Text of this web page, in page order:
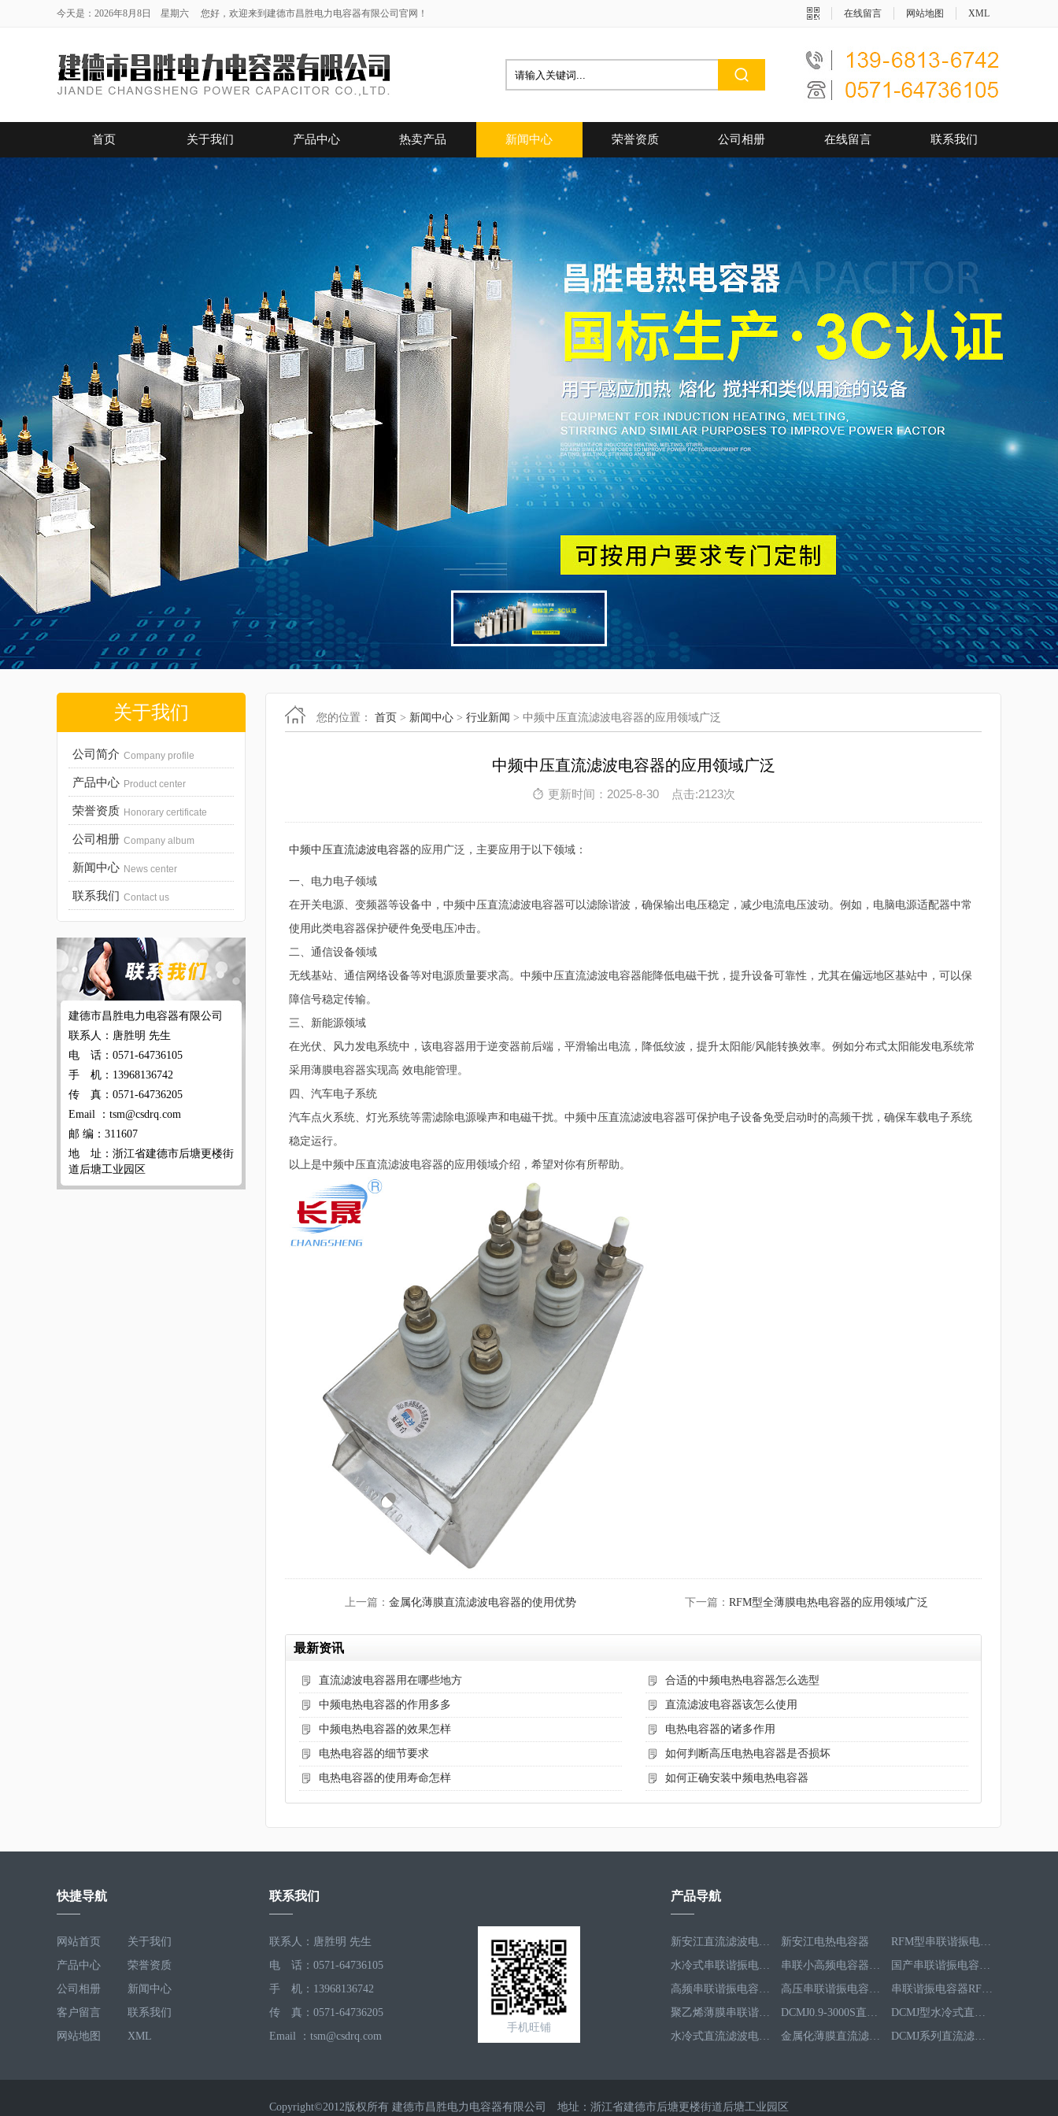
今天是：2026年8月8日 星期六 您好，欢迎来到建德市昌胜电力电容器有限公司官网！ 在线留言 网站地图 XML
首页 关于我们 产品中心 热卖产品 新闻中心 荣誉资质 公司相册 在线留言 联系我们
关于我们
公司简介 Company profile
产品中心 Product center
荣誉资质 Honorary certificate
公司相册 Company album
新闻中心 News center
联系我们 Contact us
建德市昌胜电力电容器有限公司
联系人：唐胜明 先生
电 话：0571-64736105
手 机：13968136742
传 真：0571-64736205
Email ：tsm@csdrq.com
邮 编：311607
地 址：浙江省建德市后塘更楼街
道后塘工业园区
您的位置： 首页 > 新闻中心 > 行业新闻 > 中频中压直流滤波电容器的应用领域广泛
中频中压直流滤波电容器的应用领域广泛
更新时间：2025-8-30 点击:2123次
中频中压直流滤波电容器的应用广泛，主要应用于以下领域：
一、电力电子领域
在开关电源、变频器等设备中，中频中压直流滤波电容器可以滤除谐波，确保输出电压稳定，减少电流电压波动。例如，电脑电源适配器中常
使用此类电容器保护硬件免受电压冲击。
二、通信设备领域
无线基站、通信网络设备等对电源质量要求高。中频中压直流滤波电容器能降低电磁干扰，提升设备可靠性，尤其在偏远地区基站中，可以保
障信号稳定传输。
三、新能源领域
在光伏、风力发电系统中，该电容器用于逆变器前后端，平滑输出电流，降低纹波，提升太阳能/风能转换效率。例如分布式太阳能发电系统常
采用薄膜电容器实现高 效电能管理。
四、汽车电子系统
汽车点火系统、灯光系统等需滤除电源噪声和电磁干扰。中频中压直流滤波电容器可保护电子设备免受启动时的高频干扰，确保车载电子系统
稳定运行。
以上是中频中压直流滤波电容器的应用领域介绍，希望对你有所帮助。
上一篇： 金属化薄膜直流滤波电容器的使用优势 下一篇： RFM型全薄膜电热电容器的应用领域广泛
最新资讯
直流滤波电容器用在哪些地方 合适的中频电热电容器怎么选型
中频电热电容器的作用多多 直流滤波电容器该怎么使用
中频电热电容器的效果怎样 电热电容器的诸多作用
电热电容器的细节要求 如何判断高压电热电容器是否损坏
电热电容器的使用寿命怎样 如何正确安装中频电热电容器
快捷导航
网站首页
关于我们
产品中心
荣誉资质
公司相册
新闻中心
客户留言
联系我们
网站地图
XML
联系我们
联系人：唐胜明 先生
电 话：0571-64736105
手 机：13968136742
传 真：0571-64736205
Email ：tsm@csdrq.com
手机旺铺
产品导航
水冷式串联谐振电容器RFM3.1-620-8S
国产串联谐振电容器RFM3.2-400-20S
高频串联谐振电容器RFM3.4-350-12S
高压串联谐振电容器RFM3.3-660-12S
串联谐振电容器RFM2.5-905-16S
聚乙烯薄膜串联谐振电容器RFM3.5-1593-25S
DCMJ0.9-3000S直流滤波电容器
DCMJ型水冷式直流滤波电容器DCMJ0.9-1850S
水冷式直流滤波电容器DCMJ0.9-1650S
金属化薄膜直流滤波电容器DCMJ0.45-2250S
DCMJ系列直流滤波电容器DCMJ0.65-600S
DCMJ0.85-2000S直流滤波电容器
金属化纸介直流滤波电容器DCMJ0.65-1200S
中频中压直流滤波电容器DCMJ0.85-1600S
新安江水冷直流滤波电容器
新安江全薄膜电容器
Copyright©2012版权所有 建德市昌胜电力电容器有限公司 地址：浙江省建德市后塘更楼街道后塘工业园区